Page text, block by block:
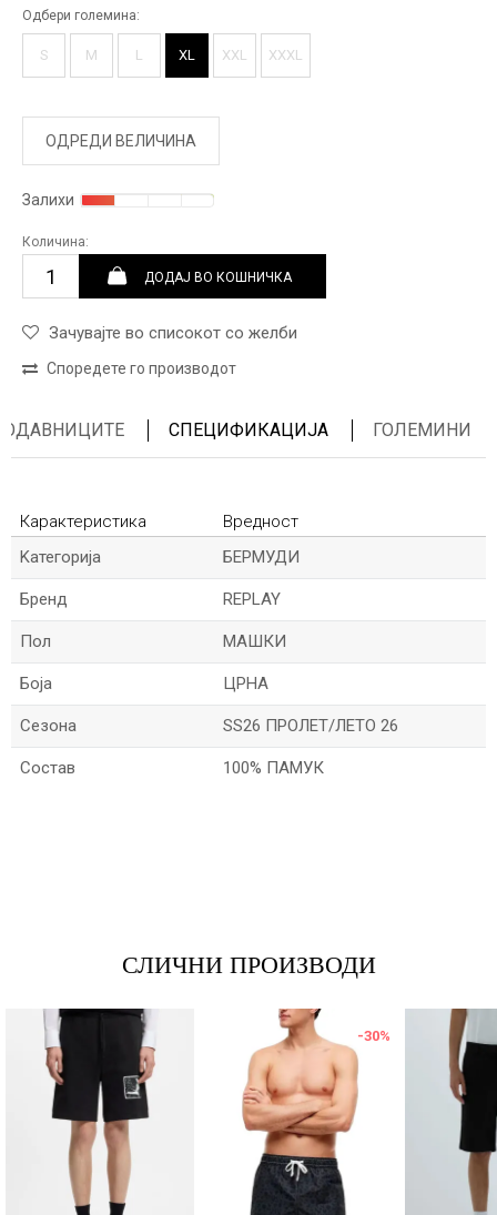
Одбери големина:
S M L XL XXL XXXL
ОДРЕДИ ВЕЛИЧИНА
Залихи
Количина:
ДОДАЈ ВО КОШНИЧКА
Зачувајте во списокот со желби
Споредете го производот
СПЕЦИФИКАЦИЈА ГОЛЕМИНИ
Карактеристика
Вредност
Kатегорија
БЕРМУДИ
Бренд REPLAY
Пол МАШКИ
Боја ЦРНА
Сезона SS26 ПРОЛЕТ/ЛЕТО 26
Состав 100% ПАМУК
Порака
Анти спам заштита - пресметајте колку е 6 - 1 :
СЛИЧНИ ПРОИЗВОДИ
-30%